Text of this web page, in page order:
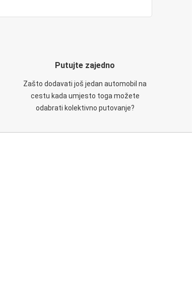
Putujte zajedno
Zašto dodavati još jedan automobil na
cestu kada umjesto toga možete
odabrati kolektivno putovanje?